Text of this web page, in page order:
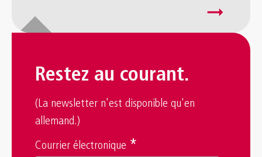
arrow_right_alt
Restez au courant.
(La newsletter n'est disponible qu'en
allemand.)
Courrier électronique *